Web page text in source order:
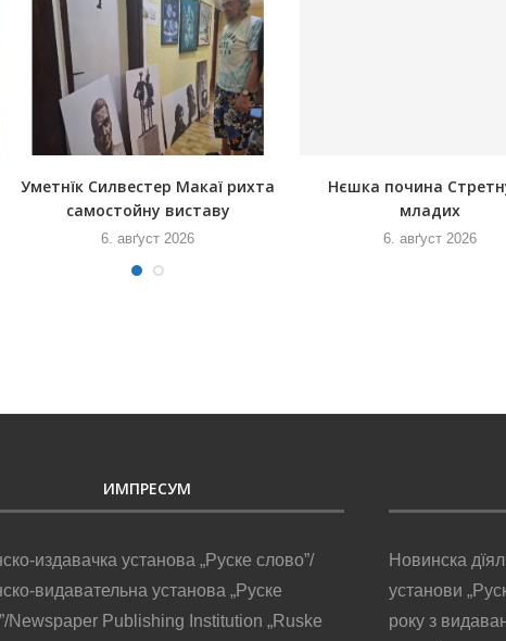
Уметнїк Силвестер Макаї рихта
самостойну виставу
6. авґуст 2026
Нєшка почина
младих
6. авґуст 2026
ИМПРЕСУМ
издавачка установа „Руске слово”/
видавательна установа „Руске
Newspaper Publishing Institution „Ruske
Новинска
установи
року з